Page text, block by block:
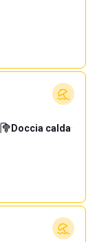
Doccia calda·